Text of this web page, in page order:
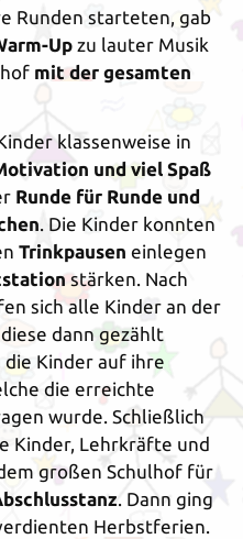
Runden starteten, gab
Up zu lauter Musik
mit der gesamten
klassenweise in
und viel Spaß
Runde für Runde und
. Die Kinder konnten
Trinkpausen einlegen
stärken. Nach
sich alle Kinder an der
dann gezählt
Kinder auf ihre
die erreichte
wurde. Schließlich
Kinder, Lehrkräfte und
großen Schulhof für
. Dann ging
Herbstferien.